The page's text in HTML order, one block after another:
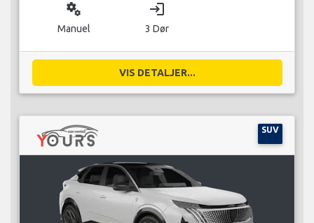
miscellaneous_services
Manuel
login
3 Dør
VIS DETALJER...
SUV